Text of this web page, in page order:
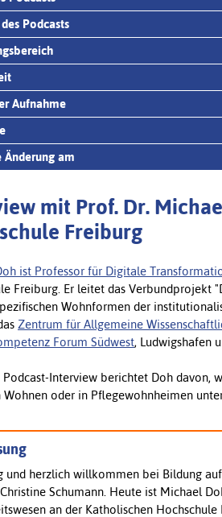
Podcasts
Aufnahme
Änderung am
mit Prof. Dr.
Freiburg
ist Professor für Digitale
Freiburg. Er leitet das Verbundprojekt
Wohnformen der
Zentrum für Allgemeine
Forum Südwest, Ludwigshafen
Podcast-Interview berichtet Doh
Wohnen oder in Pflegewohnheimen
und herzlich willkommen bei Bildung
Schumann. Heute ist Michael
an der Katholischen